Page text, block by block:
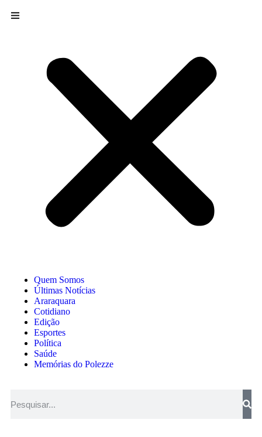
Quem Somos
Últimas Notícias
Araraquara
Cotidiano
Edição
Esportes
Política
Saúde
Memórias do Polezze